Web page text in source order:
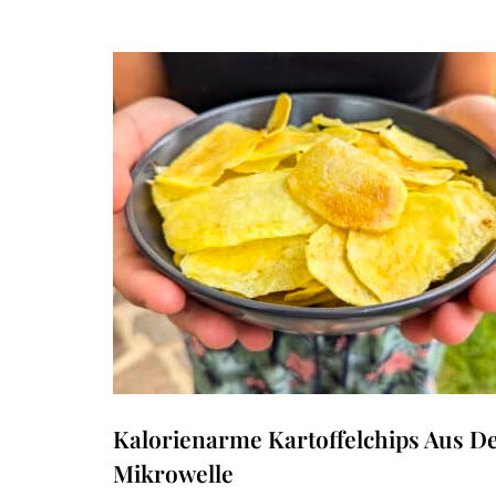
Kalorienarme Kartoffelchips Aus
Mikrowelle